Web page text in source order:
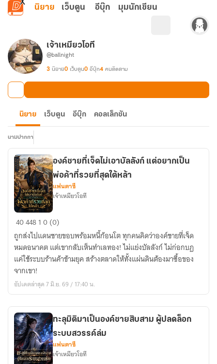
ข้ามไปยังเนื้อหาหลัก
นิยาย เว็บตูน อีบุ๊ก มุมนักเขียน
เจ้าเหมียวโอที
@ballnight
3 นิยาย0 เว็บตูน0 อีบุ๊ก4 คนติดตาม
นิยาย เว็บตูน อีบุ๊ก คอลเล็กชัน
นามปากกา
องค์
ชาย
ที่
เจ็ด
ไม่
เอา
บัลลังก์
อยาก
เป็น
พ่อค้า
ที่
รวย
องค์ชายที่เจ็ดไม่เอาบัลลังก์ แต่อยากเป็น
พ่อค้าที่รวยที่สุดใต้หล้า
แฟนตาซี
เจ้าเหมียวโอที
4044810 (0)
ถูกส่งไปแดนชายขอบพร้อมหนี้ก้อนโต ทุกคนคิดว่าองค์ชายที่เจ็ด
หมดอนาคต แต่เขากลับเห็นทำเลทอง! ไม่แย่งบัลลังก์ ไม่ก่อกบฏ
แค่ใช้ระบบร้านค้าข้ามยุค สร้างตลาดให้ทั้งแผ่นดินต้องมาซื้อของ
จากเขา!
อัปเดตล่าสุด 7 มิ.ย. 69 / 17:40 น.
ทะลุมิติมาเป็นองค์ชายสิบสาม ผู้ปลดล็อก
ระบบสวรรค์ล่ม
แฟนตาซี
เจ้าเหมียวโอที